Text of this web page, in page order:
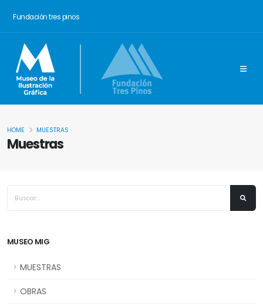
Fundación tres pinos
Muestras
HOME MUESTRAS
MUSEO MIG
MUESTRAS
OBRAS